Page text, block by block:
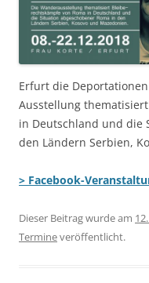
Erfurt die
Ausstellung
in Deutschland und die
den Ländern Serbien,
> Facebook-
Dieser Beitrag wurde am
Termineveröffentlicht.